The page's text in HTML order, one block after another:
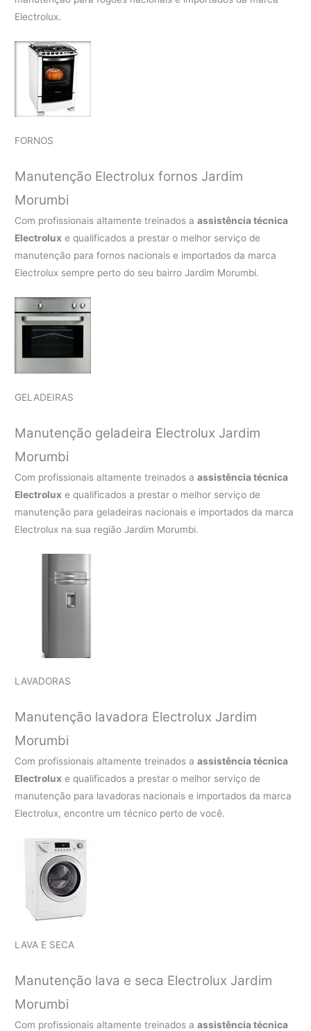
Electrolux.
FORNOS
Manutenção Electrolux fornos Jardim
Morumbi
Com profissionais altamente treinados aassistência técnica
Electrolux e qualificados a prestar o melhor serviço de
manutenção para fornos nacionais e importados da marca
Electrolux sempre perto do seu bairro Jardim Morumbi.
GELADEIRAS
Manutenção geladeira Electrolux Jardim
Morumbi
Com profissionais altamente treinados aassistência técnica
Electrolux e qualificados a prestar o melhor serviço de
manutenção para geladeiras nacionais e importados da marca
Electrolux na sua região Jardim Morumbi.
LAVADORAS
Manutenção lavadora Electrolux Jardim
Morumbi
Com profissionais altamente treinados aassistência técnica
Electrolux e qualificados a prestar o melhor serviço de
manutenção para lavadoras nacionais e importados da marca
Electrolux, encontre um técnico perto de você.
LAVA E SECA
Manutenção lava e seca Electrolux Jardim
Morumbi
Com profissionais altamente treinados aassistência técnica